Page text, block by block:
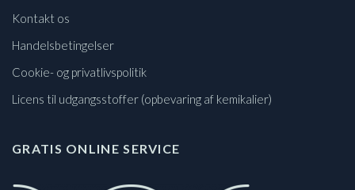
Kontakt os
Handelsbetingelser
Cookie- og privatlivspolitik
Licens til udgangsstoffer (opbevaring af kemikalier)
GRATIS ONLINE SERVICE